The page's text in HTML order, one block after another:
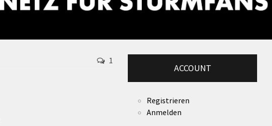
1
ACCOUNT
Registrieren
Anmelden